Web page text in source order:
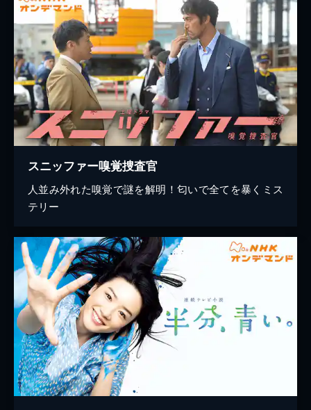
スニッファー嗅覚捜査官
人並み外れた嗅覚で謎を解明！匂いで全てを暴くミス
テリー